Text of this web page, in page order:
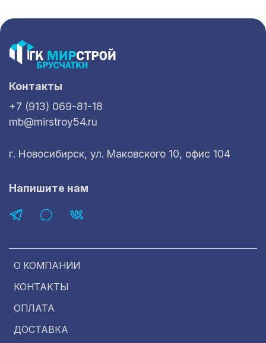
О КОМПАНИИ
КОНТАКТЫ
ОПЛАТА
ДОСТАВКА
Контакты
+7 (913) 069-81-18
mb@mirstroy54.ru
г. Новосибирск, ул. Маковского 10, офис 104
Напишите нам